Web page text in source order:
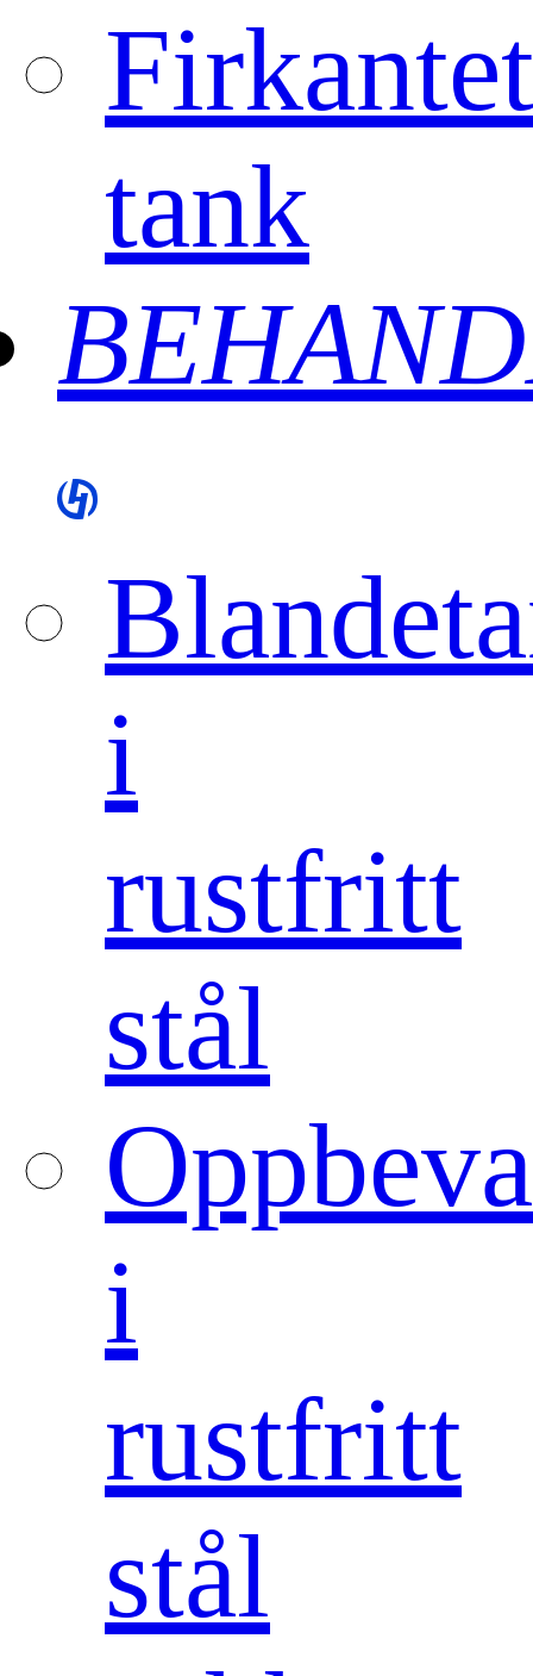
Firkantet
tank
i
rustfritt
stål
i
rustfritt
stål